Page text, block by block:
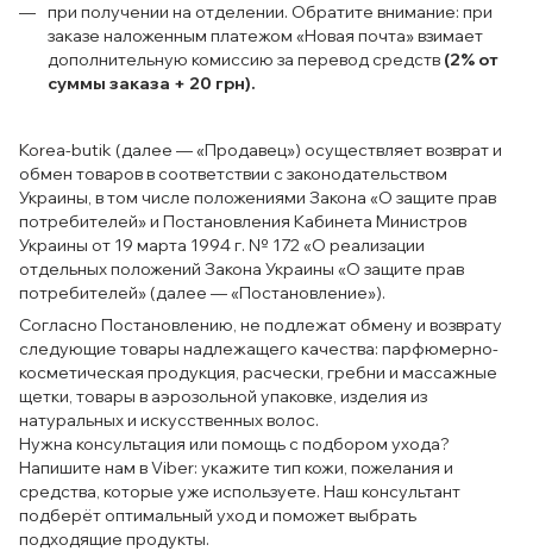
при получении на отделении. Обратите внимание: при
заказе наложенным платежом «Новая почта» взимает
дополнительную комиссию за перевод средств (2% от
суммы заказа + 20 грн).
Korea-butik (далее — «Продавец») осуществляет возврат и
обмен товаров в соответствии с законодательством
Украины, в том числе положениями Закона «О защите прав
потребителей» и Постановления Кабинета Министров
Украины от 19 марта 1994 г. № 172 «О реализации
отдельных положений Закона Украины «О защите прав
потребителей» (далее — «Постановление»).
Согласно Постановлению, не подлежат обмену и возврату
следующие товары надлежащего качества: парфюмерно-
косметическая продукция, расчески, гребни и массажные
щетки, товары в аэрозольной упаковке, изделия из
натуральных и искусственных волос.
Нужна консультация или помощь с подбором ухода?
Напишите нам в Viber: укажите тип кожи, пожелания и
средства, которые уже используете. Наш консультант
подберёт оптимальный уход и поможет выбрать
подходящие продукты.